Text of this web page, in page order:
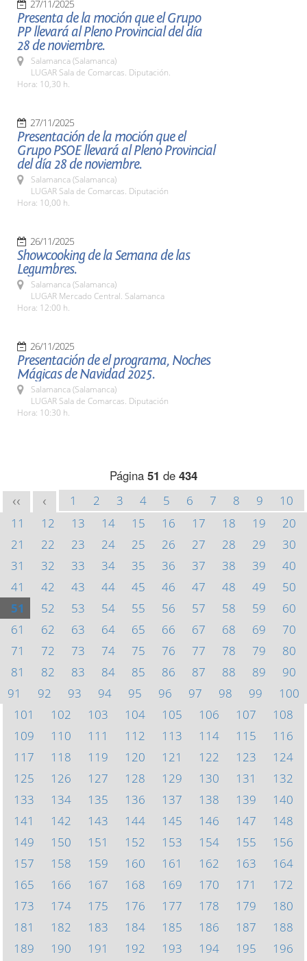
27/11/2025
Presenta de la moción que el Grupo
PP llevará al Pleno Provincial del día
28 de noviembre.
Salamanca (Salamanca)
LUGAR Sala de Comarcas. Diputación.
Hora: 10,30 h.
27/11/2025
Presentación de la moción que el
Grupo PSOE llevará al Pleno Provincial
del día 28 de noviembre.
Salamanca (Salamanca)
LUGAR Sala de Comarcas. Diputación
Hora: 10,00 h.
26/11/2025
Showcooking de la Semana de las
Legumbres.
Salamanca (Salamanca)
LUGAR Mercado Central. Salamanca
Hora: 12:00 h.
26/11/2025
Presentación de el programa, Noches
Mágicas de Navidad 2025.
Salamanca (Salamanca)
LUGAR Sala de Comarcas. Diputación
Hora: 10:30 h.
Página 51 de 434
<< < 1 2 3 4 5 6 7 8 9
10
11
12 13 14 15 16 17 18 19
20
21
22 23 24 25 26 27 28 29
30
31
32 33 34 35 36 37 38 39
40
41
42 43 44 45 46 47 48 49
50
51
52 53 54 55 56 57 58 59
60
61
62 63 64 65 66 67 68 69
70
71
72 73 74 75 76 77 78 79
80
81
82 83 84 85 86 87 88 89
90
91
92 93 94 95 96 97 98 99
100
101
102 103 104 105 106 107
108
109
110 111 112 113 114 115
116
117
118 119 120 121 122 123
124
125
126 127 128 129 130 131
132
133
134 135 136 137 138 139
140
141
142 143 144 145 146 147
148
149
150 151 152 153 154 155
156
157
158 159 160 161 162 163
164
165
166 167 168 169 170 171
172
173
174 175 176 177 178 179
180
181
182 183 184 185 186 187
188
189
190 191 192 193 194 195
196